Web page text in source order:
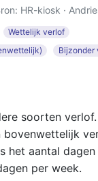
HR-kiosk ·
Wettelijk verlof
Bijzonder
soorten
het aantal
per week.